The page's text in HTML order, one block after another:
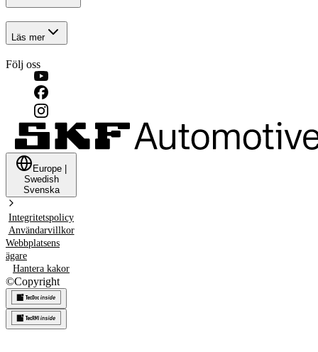
Läs mer
Följ oss
Europe
Swedish
Svenska
Integritetspolicy
Användarvillkor
Webbplatsens
ägare
Hantera kakor
©Copyright